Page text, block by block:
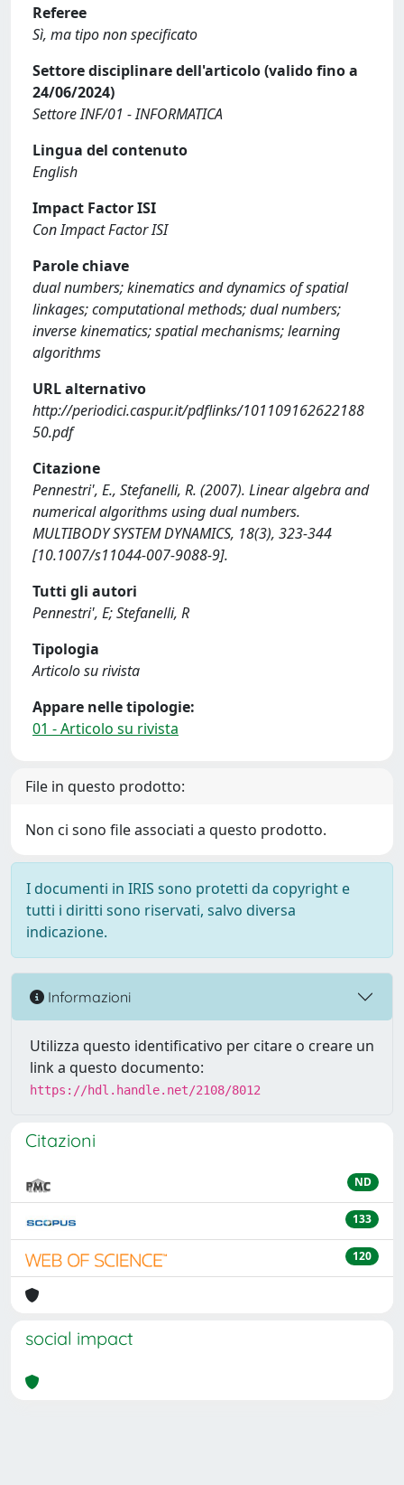
Referee
Sì, ma tipo non specificato
Settore disciplinare dell'articolo (valido fino a
24/06/2024)
Settore INF/01 - INFORMATICA
Lingua del contenuto
English
Impact Factor ISI
Con Impact Factor ISI
Parole chiave
dual numbers; kinematics and dynamics of spatial
linkages; computational methods; dual numbers;
inverse kinematics; spatial mechanisms; learning
algorithms
URL alternativo
http://periodici.caspur.it/pdflinks/101109162622188
50.pdf
Citazione
Pennestri', E., Stefanelli, R. (2007). Linear algebra and
numerical algorithms using dual numbers.
MULTIBODY SYSTEM DYNAMICS, 18(3), 323-344
[10.1007/s11044-007-9088-9].
Tutti gli autori
Pennestri', E; Stefanelli, R
Tipologia
Articolo su rivista
Appare nelle tipologie:
01 - Articolo su rivista
File in questo prodotto:
Non ci sono file associati a questo prodotto.
I documenti in IRIS sono protetti da copyright e
tutti i diritti sono riservati, salvo diversa
indicazione.
Informazioni
Utilizza questo identificativo per citare o creare un
link a questo documento:
https://hdl.handle.net/2108/8012
Citazioni
ND
133
120
social impact